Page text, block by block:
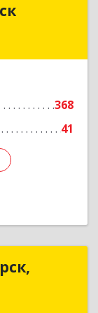
368
41
г,
офис